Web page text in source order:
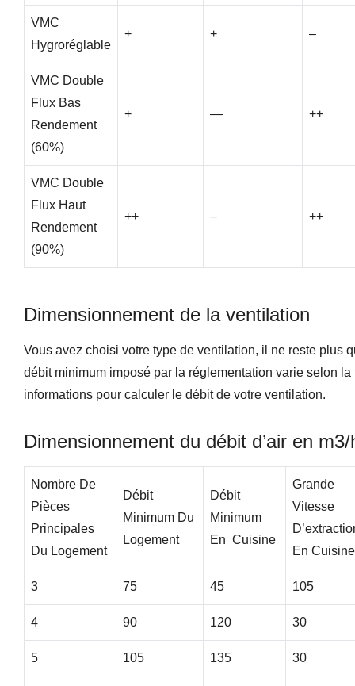
VMC
Hygroréglable
+ + –
VMC Double
Flux Bas
Rendement
(60%)
+ — ++
VMC Double
Flux Haut
Rendement
(90%)
++ – ++
Dimensionnement de la ventilation
Vous avez choisi votre type de ventilation, il ne reste plus
débit minimum imposé par la réglementation varie selon
informations pour calculer le débit de votre ventilation.
Dimensionnement du débit d’air en m3/
Nombre De
Pièces
Principales
Du Logement
Débit
Minimum Du
Logement
Débit
Minimum
En Cuisine
Grande
Vitesse
En Cuisine
3 75 45 105
4 90 120 30
5 105 135 30